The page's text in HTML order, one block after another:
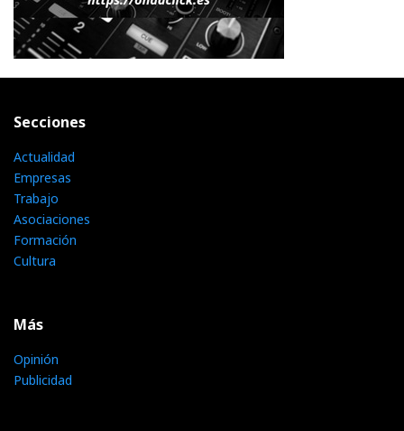
Secciones
Actualidad
Empresas
Trabajo
Asociaciones
Formación
Cultura
Más
Opinión
Publicidad